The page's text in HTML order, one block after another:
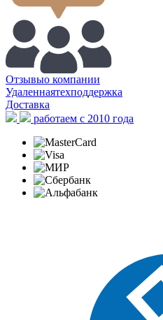
Отзывыо компании
Удаленнаятехподдержка
Доставка
работаем с 2010 года